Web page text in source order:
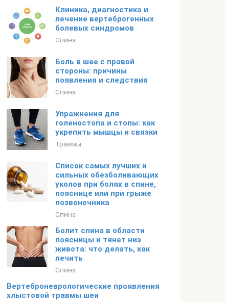
Клиника, диагностика и
лечение вертеброгенных
болевых синдромов
Спина
Боль в шее с правой
стороны: причины
появления и следствия
Спина
Упражнения для
голеностопа и стопы: как
укрепить мышцы и связки
Травмы
Список самых лучших и
сильных обезболивающих
уколов при болях в спине,
пояснице или при грыже
позвоночника
Спина
Болит спина в области
поясницы и тянет низ
живота: что делать, как
лечить
Спина
Вертеброневрологические проявления
хлыстовой травмы шеи